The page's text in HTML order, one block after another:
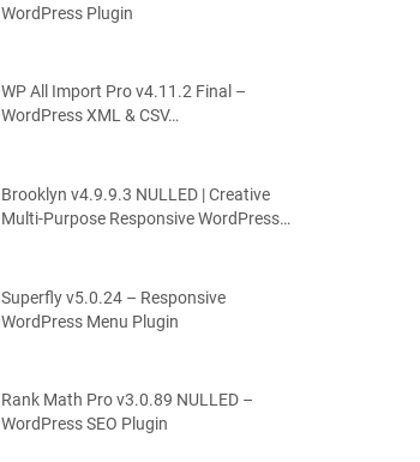
WordPress Plugin
WP All Import Pro v4.11.2 Final –
WordPress XML & CSV…
Brooklyn v4.9.9.3 NULLED | Creative
Multi-Purpose Responsive WordPress…
Superfly v5.0.24 – Responsive
WordPress Menu Plugin
Rank Math Pro v3.0.89 NULLED –
WordPress SEO Plugin